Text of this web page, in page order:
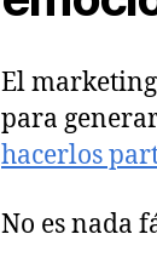
El
para
hacerlos
No es nada